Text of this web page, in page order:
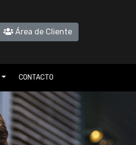
Área de Cliente
CONTACTO